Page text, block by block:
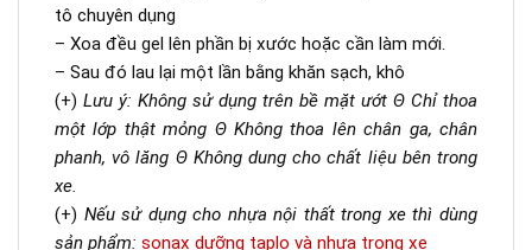
tô chuyên dụng
– Xoa đều gel lên phần bị xước hoặc cần làm mới.
– Sau đó lau lại một lần bằng khăn sạch, khô
(+) Lưu ý: Không sử dụng trên bề mặt ướt Θ Chỉ thoa
một lớp thật mỏng Θ Không thoa lên chân ga, chân
phanh, vô lăng Θ Không dung cho chất liệu bên trong
xe.
(+) Nếu sử dụng cho nhựa nội thất trong xe thì dùng
sản phẩm: sonax dưỡng taplo và nhựa trong xe